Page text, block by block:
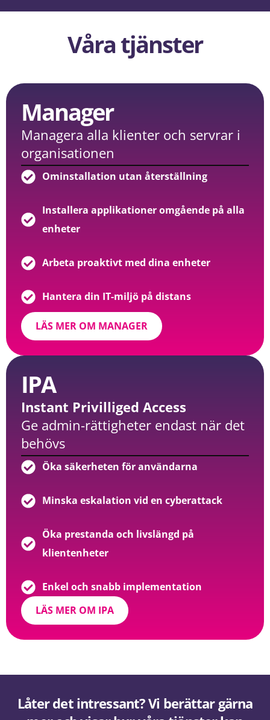
Våra tjänster
Manager
Managera alla klienter och servrar i
organisationen
Ominstallation utan återställning
Installera applikationer omgående på alla
enheter
Arbeta proaktivt med dina enheter
Hantera din IT-miljö på distans
LÄS MER OM MANAGER
IPA
Instant Privilliged Access
Ge admin-rättigheter endast när det
behövs
Öka säkerheten för användarna
Minska eskalation vid en cyberattack
Öka prestanda och livslängd på
klientenheter
Enkel och snabb implementation
LÄS MER OM IPA
Låter det intressant? Vi berättar gärna